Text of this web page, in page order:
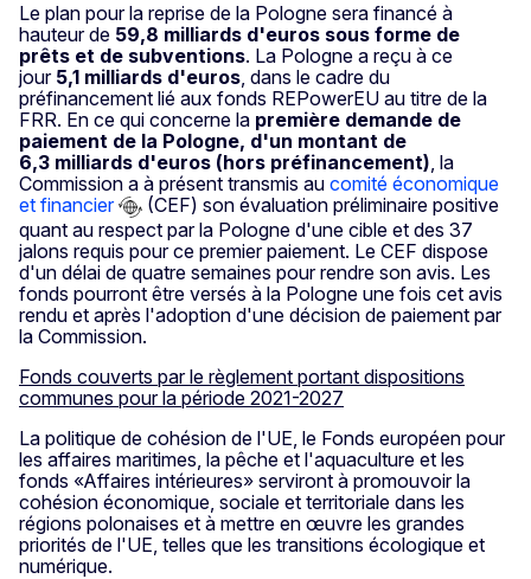
Le plan pour la reprise de la Pologne sera financé à
hauteur de 59,8 milliards d'euros sous forme de
prêts et de subventions. La Pologne a reçu à ce
jour 5,1 milliards d'euros, dans le cadre du
préfinancement lié aux fonds REPowerEU au titre de la
FRR. En ce qui concerne la première demande de
paiement de la Pologne, d'un montant de
6,3 milliards d'euros (hors préfinancement), la
Commission a à présent transmis au comité économique
et financier
(CEF) son évaluation préliminaire positive
quant au respect par la Pologne d'une cible et des 37
jalons requis pour ce premier paiement. Le CEF dispose
d'un délai de quatre semaines pour rendre son avis. Les
fonds pourront être versés à la Pologne une fois cet avis
rendu et après l'adoption d'une décision de paiement par
la Commission.
Fonds couverts par le règlement portant dispositions
communes pour la période 2021-2027
La politique de cohésion de l'UE, le Fonds européen pour
les affaires maritimes, la pêche et l'aquaculture et les
fonds «Affaires intérieures» serviront à promouvoir la
cohésion économique, sociale et territoriale dans les
régions polonaises et à mettre en œuvre les grandes
priorités de l'UE, telles que les transitions écologique et
numérique.